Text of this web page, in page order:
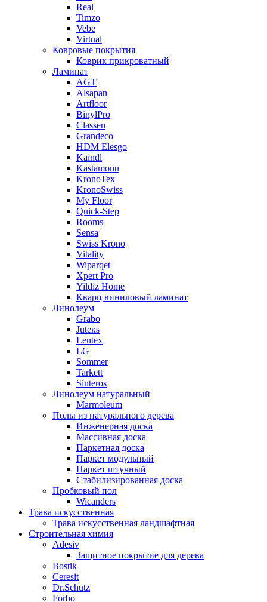
Real
Timzo
Vebe
Virtual
Ковровые покрытия
Коврик прикроватный
Ламинат
AGT
Alsapan
Artfloor
BinylPro
Classen
Grandeco
HDM Elesgo
Kaindl
Kastamonu
KronoTex
KronoSwiss
My Floor
Quick-Step
Rooms
Sensa
Swiss Krono
Vitality
Wiparqet
Xpert Pro
Yildiz Home
Кварц виниловый ламинат
Линолеум
Grabo
Juteкs
Lentex
LG
Sommer
Tarkett
Sinteros
Линолеум натуральный
Marmoleum
Полы из натурального дерева
Инженерная доска
Массивная доска
Паркетная доска
Паркет модульный
Паркет штучный
Стабилизированная доска
Пробковый пол
Wicanders
Трава искусственная
Трава искусственная ландшафтная
Строительная химия
Adesiv
Защитное покрытие для дерева
Bostik
Ceresit
Dr.Schutz
Forbo